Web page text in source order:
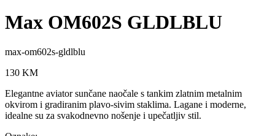
Max OM602S GLDLBLU
max-om602s-gldlblu
130 KM
Elegantne aviator sunčane naočale s tankim zlatnim metalnim
okvirom i gradiranim plavo-sivim staklima. Lagane i moderne,
idealne su za svakodnevno nošenje i upečatljiv stil.